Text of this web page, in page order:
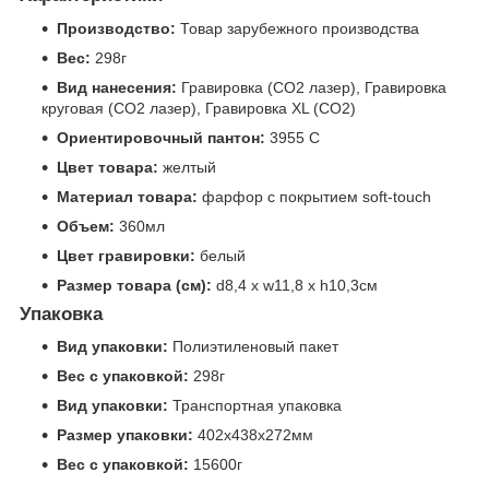
Производство: Товар зарубежного производства
Вес: 298г
Вид нанесения: Гравировка (CO2 лазер), Гравировка
круговая (CO2 лазер), Гравировка XL (СО2)
Ориентировочный пантон: 3955 C
Цвет товара: желтый
Материал товара: фарфор с покрытием soft-touch
Объем: 360мл
Цвет гравировки: белый
Размер товара (см): d8,4 х w11,8 х h10,3см
Упаковка
Вид упаковки: Полиэтиленовый пакет
Вес с упаковкой: 298г
Вид упаковки: Транспортная упаковка
Размер упаковки: 402x438x272мм
Вес с упаковкой: 15600г